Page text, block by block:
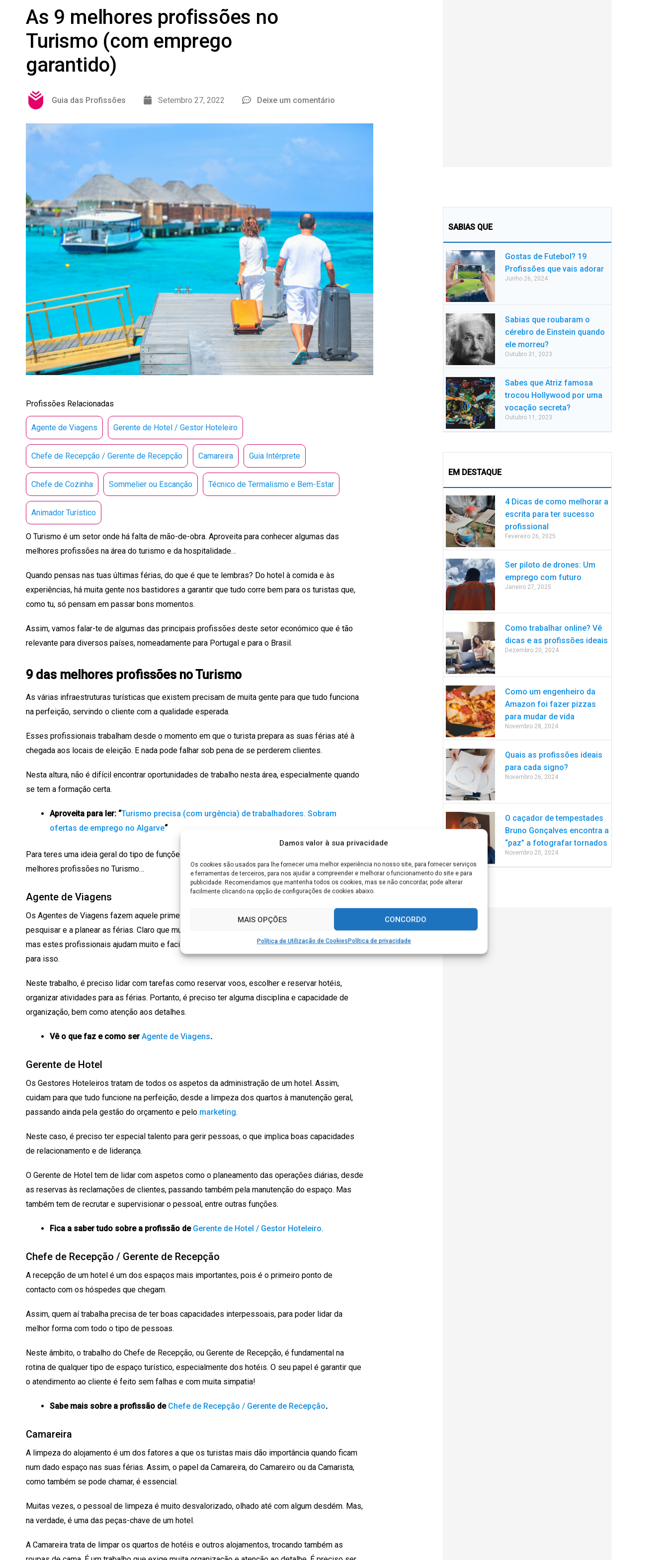
Damos valor à sua privacidade
Os cookies são usados para lhe fornecer uma melhor experiência no nosso site, para fornecer serviços
e ferramentas de terceiros, para nos ajudar a compreender e melhorar o funcionamento do site e para
publicidade. Recomendamos que mantenha todos os cookies, mas se não concordar, pode alterar
facilmente clicando na opção de configurações de cookies abaixo.
CONCORDO
MAIS OPÇÕES
Política de Utilização de CookiesPolítica de privacidade
As 9 melhores profissões no
Turismo (com emprego
garantido)
Guia das Profissões Setembro 27, 2022 Deixe um comentário
Profissões Relacionadas
Agente de Viagens Gerente de Hotel / Gestor Hoteleiro
Chefe de Recepção / Gerente de Recepção Camareira Guia Intérprete
Chefe de Cozinha Sommelier ou Escanção Técnico de Termalismo e Bem-Estar
Animador Turístico
O Turismo é um setor onde há falta de mão-de-obra. Aproveita para conhecer algumas das
melhores profissões na área do turismo e da hospitalidade…
Quando pensas nas tuas últimas férias, do que é que te lembras? Do hotel à comida e às
experiências, há muita gente nos bastidores a garantir que tudo corre bem para os turistas que,
como tu, só pensam em passar bons momentos.
Assim, vamos falar-te de algumas das principais profissões deste setor económico que é tão
relevante para diversos países, nomeadamente para Portugal e para o Brasil.
9 das melhores profissões no Turismo
As várias infraestruturas turísticas que existem precisam de muita gente para que tudo funciona
na perfeição, servindo o cliente com a qualidade esperada.
Esses profissionais trabalham desde o momento em que o turista prepara as suas férias até à
chegada aos locais de eleição. E nada pode falhar sob pena de se perderem clientes.
Nesta altura, não é difícil encontrar oportunidades de trabalho nesta área, especialmente quando
se tem a formação certa.
Aproveita para ler: “Turismo precisa (com urgência) de trabalhadores. Sobram
ofertas de emprego no Algarve“
Para teres uma ideia geral do tipo de funções que podes abraçar nesta área, descobre nove das
melhores profissões no Turismo…
Agente de Viagens
Os Agentes de Viagens fazem aquele primeiro papel de contacto com o turista, ajudando a
pesquisar e a planear as férias. Claro que muitas pessoas optam por fazer elas esse trabalho,
mas estes profissionais ajudam muito e facilitam tudo para quem não tem tanto tempo assim
para isso.
Neste trabalho, é preciso lidar com tarefas como reservar voos, escolher e reservar hotéis,
organizar atividades para as férias. Portanto, é preciso ter alguma disciplina e capacidade de
organização, bem como atenção aos detalhes.
Vê o que faz e como serAgente de Viagens.
Gerente de Hotel
Os Gestores Hoteleiros tratam de todos os aspetos da administração de um hotel. Assim,
cuidam para que tudo funcione na perfeição, desde a limpeza dos quartos à manutenção geral,
passando ainda pela gestão do orçamento e pelo marketing.
Neste caso, é preciso ter especial talento para gerir pessoas, o que implica boas capacidades
de relacionamento e de liderança.
O Gerente de Hotel tem de lidar com aspetos como o planeamento das operações diárias, desde
as reservas às reclamações de clientes, passando também pela manutenção do espaço. Mas
também tem de recrutar e supervisionar o pessoal, entre outras funções.
Fica a saber tudo sobre a profissão de Gerente de Hotel / Gestor Hoteleiro.
Chefe de Recepção / Gerente de Recepção
A recepção de um hotel é um dos espaços mais importantes, pois é o primeiro ponto de
contacto com os hóspedes que chegam.
Assim, quem aí trabalha precisa de ter boas capacidades interpessoais, para poder lidar da
melhor forma com todo o tipo de pessoas.
Neste âmbito, o trabalho do Chefe de Recepção, ou Gerente de Recepção, é fundamental na
rotina de qualquer tipo de espaço turístico, especialmente dos hotéis. O seu papel é garantir que
o atendimento ao cliente é feito sem falhas e com muita simpatia!
Sabe mais sobre a profissão de Chefe de Recepção / Gerente de Recepção.
Camareira
A limpeza do alojamento é um dos fatores a que os turistas mais dão importância quando ficam
num dado espaço nas suas férias. Assim, o papel da Camareira, do Camareiro ou da Camarista,
como também se pode chamar, é essencial.
Muitas vezes, o pessoal de limpeza é muito desvalorizado, olhado até com algum desdém. Mas,
na verdade, é uma das peças-chave de um hotel.
A Camareira trata de limpar os quartos de hotéis e outros alojamentos, trocando também as
SABIAS QUE
Gostas de Futebol? 19
Profissões que vais adorar
Junho 26, 2024
Sabias que roubaram o
cérebro de Einstein quando
ele morreu?
Outubro 31, 2023
Sabes que Atriz famosa
trocou Hollywood por uma
vocação secreta?
Outubro 11, 2023
EM DESTAQUE
4 Dicas de como melhorar a
escrita para ter sucesso
profissional
Fevereiro 26, 2025
Ser piloto de drones: Um
emprego com futuro
Janeiro 27, 2025
Como trabalhar online? Vê
dicas e as profissões ideais
Dezembro 20, 2024
Como um engenheiro da
Amazon foi fazer pizzas
para mudar de vida
Novembro 28, 2024
Quais as profissões ideais
para cada signo?
Novembro 26, 2024
O caçador de tempestades
Bruno Gonçalves encontra a
“paz” a fotografar tornados
Novembro 20, 2024